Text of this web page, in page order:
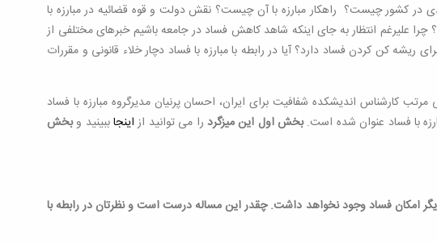
کشور چیست؟ راهکار مبارزه با آن چیست؟ نقش دولت و قوه قضائیه در مبارزه با
علیرغم انتظار به جای اینکه شاهد کاهش فساد در جامعه باشیم خبرهای مختلفی از
ریشه کن کردن فساد دارد؟ آیا در رابطه با مبارزه با فساد دچار خلاء قانونی و مقررات
مرتب کارشناس اندیشکده شفافیت برای ایران، احسان پرنیان مدیرگروه مبارزه با فساد
با فساد عنوان شده است.بخش اول این میزگرد را می توانید ازاینجاببینید وبخش
امکان فساد وجود نخواهد داشت. چقدر این مساله درست است و نظرتان در رابطه با